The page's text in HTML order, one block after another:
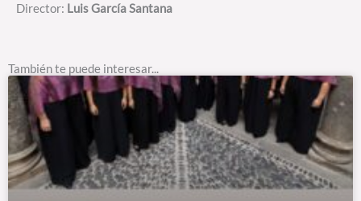
Director: Luis García Santana
También te puede interesar...